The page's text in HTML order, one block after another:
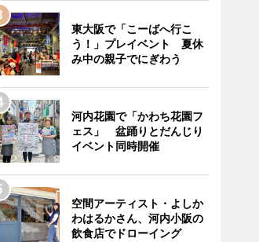
東大阪で「こーばへ行こ
う！」プレイベント 夏休
み中の親子でにぎわう
河内花園で「かわち花園フ
ェス」 盆踊りとだんじり
イベント同時開催
空間アーティスト・よしか
わはるかさん、河内小阪の
飲食店でドローイング